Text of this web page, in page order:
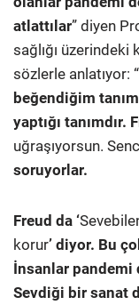
atlattılar” diyen
sağlığı
sözlerle anlatıyor: “
beğendiğim
yaptığı tanımdır.
uğraşıyorsun.
soruyorlar.
Freud da ‘
korur’ diyor. Bu
İnsanlar pandemi
Sevdiği bir sanat